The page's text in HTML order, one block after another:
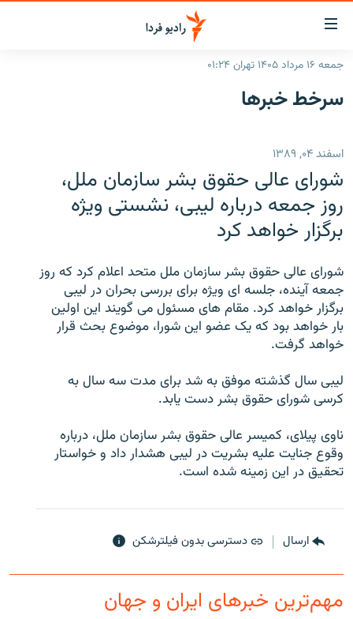
لینک‌های
قابلیت
دسترسی
بازگشت
اصلی
رفتن
صفحه
جستجو
ایران
رادیو
انتخاب کنید و بشنوید
برنامه‌های رادیویی
پادکست
چندرسانه‌ای
گزارش‌های ویدئویی
English
به ما بپیوندید
زبان‌های دیگر
جمعه ۱۶ مرداد ۱۴۰۵ تهران ۰۱:۲۴
سرخط‌ خبرها
اسفند ۰۴, ۱۳۸۹
شورای عالی حقوق بشر سازمان ملل،
روز جمعه درباره لیبی، نشستی ویژه
برگزار خواهد کرد
شورای عالی حقوق بشر سازمان ملل متحد اعلام کرد که روز
جمعه آینده، جلسه ای ویژه برای بررسی بحران در لیبی
برگزار خواهد کرد. مقام های مسئول می گویند این اولین
بار خواهد بود که یک عضو این شورا، موضوع بحث قرار
خواهد گرفت.
لیبی سال گذشته موفق به شد برای مدت سه سال به
کرسی شورای حقوق بشر دست یابد.
ناوی پیلای، کمیسر عالی حقوق بشر سازمان ملل، درباره
وقوع جنایت علیه بشریت در لیبی هشدار داد و خواستار
تحقیق در این زمینه شده است.
ارسال دسترسی بدون فیلترشکن
مهم‌ترین خبرهای ایران و جهان